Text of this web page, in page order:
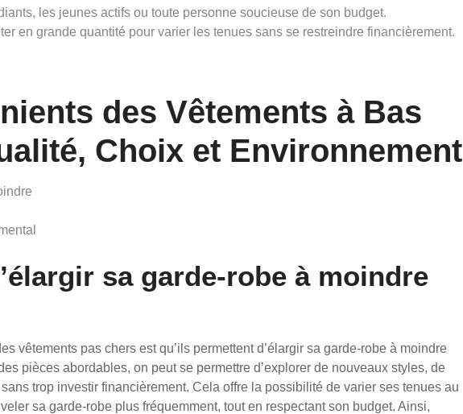
les jeunes actifs ou toute personne soucieuse de son budget.
en grande quantité pour varier les tenues sans se restreindre financièrement.
des Vêtements à Bas
Choix et Environnement
sa garde-robe à moindre
vêtements pas chers est qu’ils permettent d’élargir sa garde-robe à moindre
pièces abordables, on peut se permettre d’explorer de nouveaux styles, de
trop investir financièrement. Cela offre la possibilité de varier ses tenues au
sa garde-robe plus fréquemment, tout en respectant son budget. Ainsi,